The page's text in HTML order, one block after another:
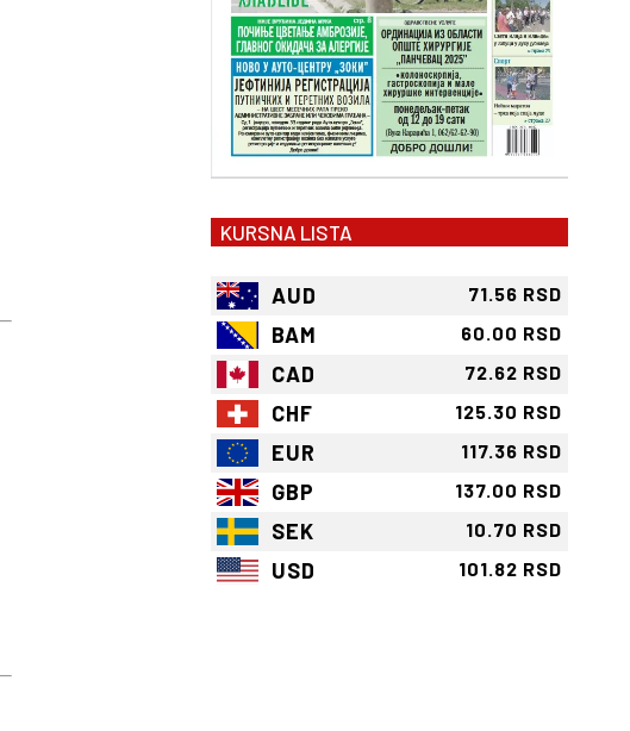
KURSNA LISTA
AUD 71.56 RSD
BAM 60.00 RSD
CAD 72.62 RSD
CHF 125.30 RSD
EUR 117.36 RSD
GBP 137.00 RSD
SEK 10.70 RSD
USD 101.82 RSD